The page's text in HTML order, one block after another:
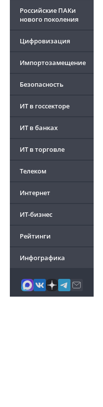
Российские ПАКи
нового поколения
Цифровизация
Импортозамещение
Безопасность
ИТ в госсекторе
ИТ в банках
ИТ в торговле
Телеком
Интернет
ИТ-бизнес
Рейтинги
Инфографика